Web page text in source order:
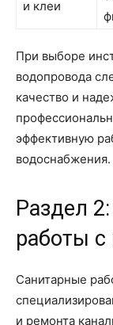
и клеи
При выборе
водопровода
качество и
эффективную
водоснабжения.
Раздел
работы с
Санитарные
и ремонта